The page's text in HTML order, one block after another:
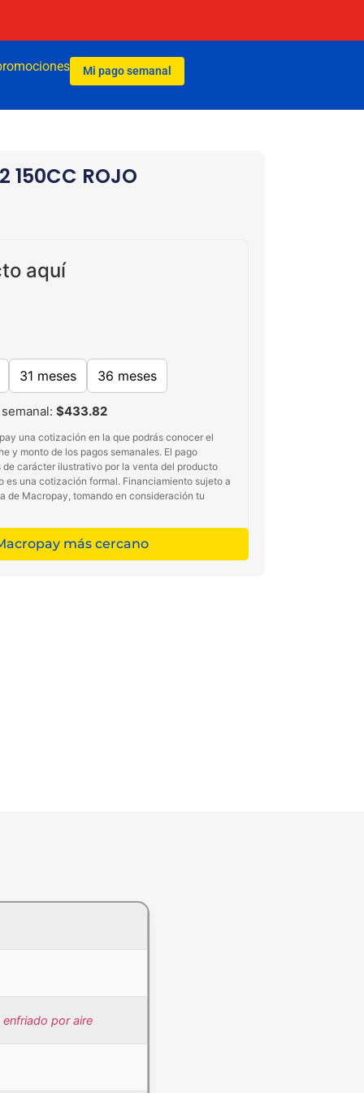
Mi pago semanal
150CC ROJO
aquí
31 meses 36 meses
$433.82
una cotización en la que podrás conocer el
y monto de los pagos semanales. El pago
de carácter ilustrativo por la venta del producto
es una cotización formal. Financiamiento sujeto a
de Macropay, tomando en consideración tu
más cercano
por aire